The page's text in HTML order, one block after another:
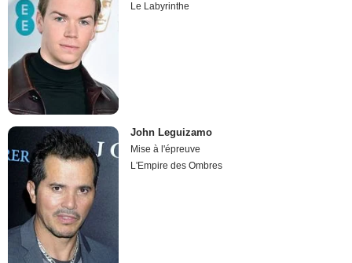
Le Labyrinthe
John Leguizamo
Mise à l'épreuve
L'Empire des Ombres